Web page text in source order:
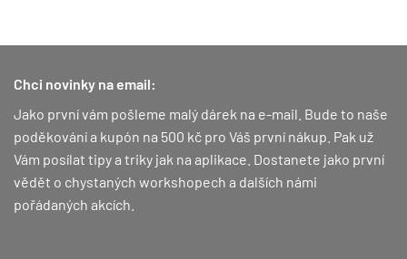
Chci novinky na email:
Jako první vám pošleme malý dárek na e-mail. Bude to naše
poděkování a kupón na 500 kč pro Váš první nákup. Pak už
Vám posílat tipy a triky jak na aplikace. Dostanete jako první
vědět o chystaných workshopech a dalších námi
pořádaných akcích.